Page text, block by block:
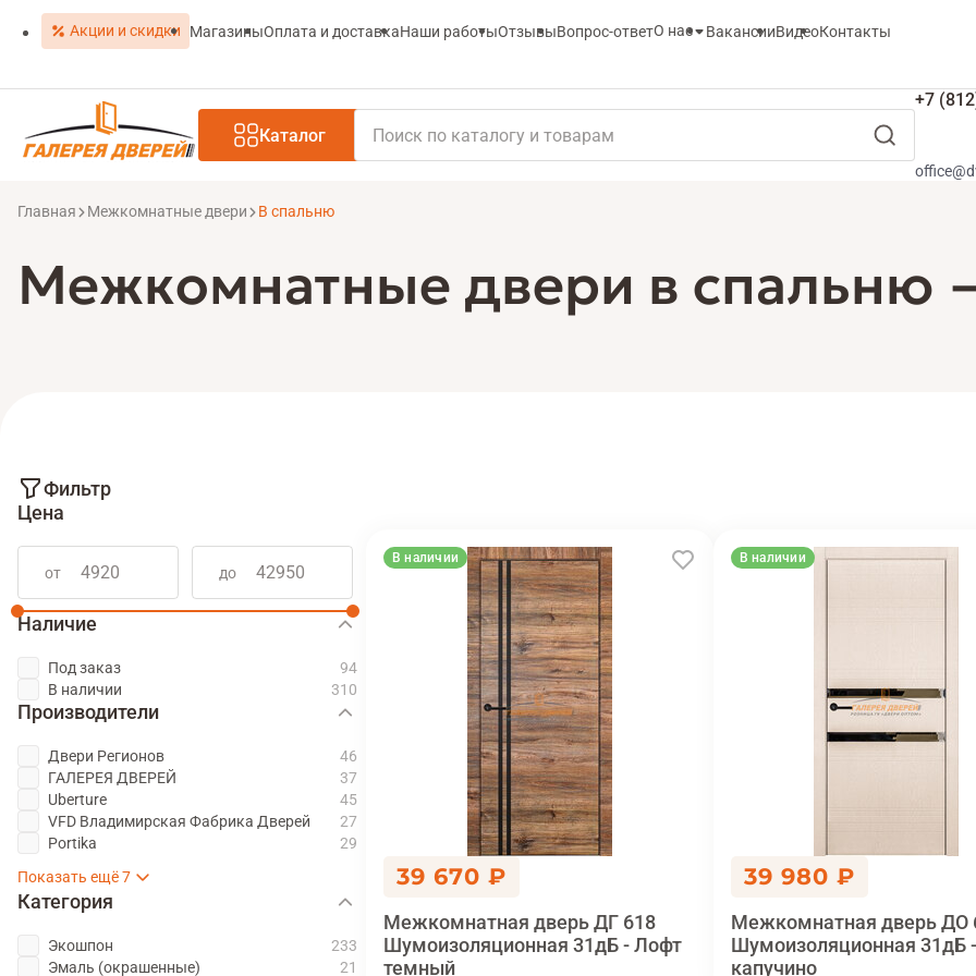
Акции и скидки МагазиныОплата и доставкаНаши работыОтзывыВопрос-ответО нас ВакансииВидеоКонтакты
Каталог
+7
Главная Межкомнатные двери В спальню
Межкомнатные двери в спальню
Фильтр
Цена
от до
Наличие
Под заказ
В наличии
Производители
Двери Регионов
ГАЛЕРЕЯ ДВЕРЕЙ
Uberture
VFD Владимирская Фабрика Дверей
Portika
UNIDOORS
YESDOORS
Ульяновские двери
RegiDoors
ЛайнДор
TÜREN BECKER
Дверная линия
Категория
Экошпон
Эмаль (окрашенные)
В наличии
39 670 ₽
Межкомнатная дверь ДГ 618
Шумоизоляционная 31дБ - Лофт
темный
В наличии
39 980 ₽
Межкомнатная дверь ДO
Шумоизоляционная 31дБ
капучино